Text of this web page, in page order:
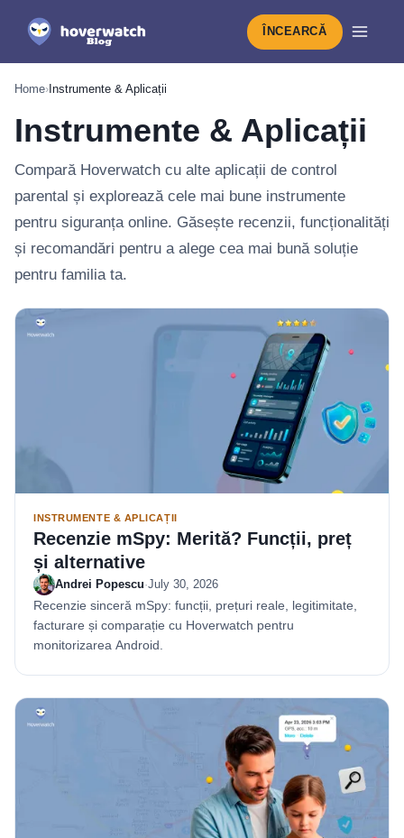
ÎNCEARCĂ
Home› Instrumente & Aplicații
Instrumente & Aplicații
Compară Hoverwatch cu alte aplicații de control
parental și explorează cele mai bune instrumente
pentru siguranța online. Găsește recenzii, funcționalități
și recomandări pentru a alege cea mai bună soluție
pentru familia ta.
Cele mai noi din Instrumente &
INSTRUMENTE & APLICAȚII
Recenzie mSpy: Merită? Funcții, preț
și alternative
Andrei Popescu·July 30, 2026
Recenzie sinceră mSpy: funcții, prețuri reale, legitimitate,
facturare și comparație cu Hoverwatch pentru
monitorizarea Android.